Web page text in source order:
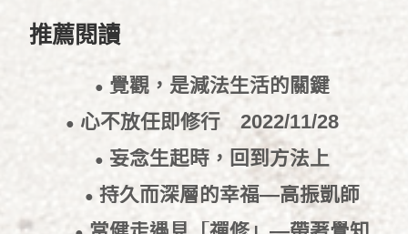
推薦閱讀
● 覺觀，是減法生活的關鍵
2022/11/30
● 心不放任即修行2022/11/28
● 妄念生起時，回到方法上
2022/11/25
● 持久而深層的幸福—高振凱師
兄
2022/10/5